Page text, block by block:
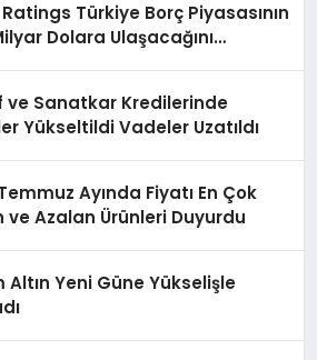
Türkiye Borç Piyasasının
Dolara Ulaşacağını
ve Sanatkar Kredilerinde
Yükseltildi Vadeler Uzatıldı
Ayında Fiyatı En Çok
ve Azalan Ürünleri Duyurdu
Altın Yeni Güne Yükselişle